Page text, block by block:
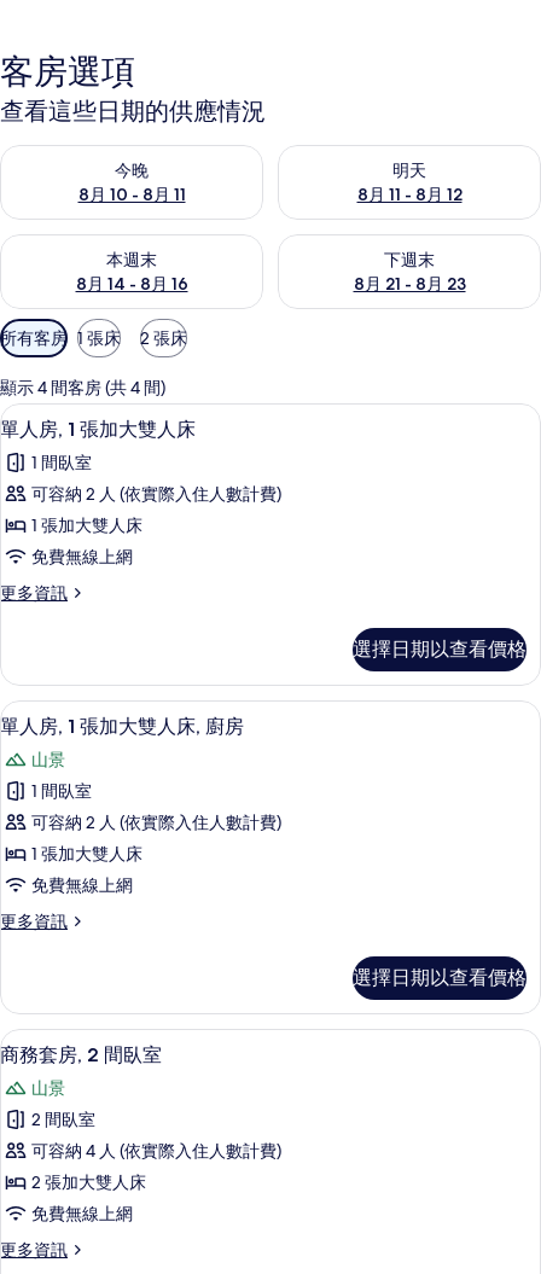
客房選項
查看這些日期的供應情況
今晚
8月 10 - 8月 11
查看今晚 (8月 10 - 8月 11) 的供應情況
明天
8月 11 - 8月 12
查看明天 (8月 11 - 8月 12) 的供
本週末
8月 14 - 8月 16
查看本週末 (8月 14 - 8月 16) 的供應情況
下週末
8月 21 - 8月 23
查看下週末 (8月 21 - 8月 23)
可
用
的
客
房
篩
選
條
所有客房 1 張床 2 張床
顯示 4 間客房 (共 4 間)
顯
示
單
人
房,
張
大
雙
人
床
的
所
有
相
片
單人房, 1 張加大雙人床 | 書桌、筆電
5
單人房, 1 張加大雙人床
1 間臥室
可容納 2 人 (依實際入住人數計費)
1 張加大雙人床
免費無線上網
更多資訊
更
房,
張
大
雙
人
床
的
詳
情
選擇日期以查看價格
顯
示
單
人
房,
1
張
加
雙
人
床,
廚
房
的
所
有
相
單人房, 1 張加大雙人床, 廚房 | 書桌
2
單人房, 1 張加大雙人床, 廚房
山景
1 間臥室
可容納 2 人 (依實際入住人數計費)
1 張加大雙人床
免費無線上網
更多資訊
更
房,
張
大
雙
人
床,
廚
房
的
詳
選擇日期以查看價格
顯
示
商
務
套
房,
間
商務套房, 2 間臥室 | 書桌、筆電工作
3
商務套房, 2 間臥室
山景
2 間臥室
可容納 4 人 (依實際入住人數計費)
2 張加大雙人床
免費無線上網
更多資訊
更